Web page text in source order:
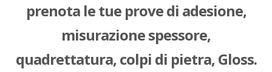
prenota le tue prove di adesione,
misurazione spessore,
quadrettatura, colpi di pietra, Gloss.